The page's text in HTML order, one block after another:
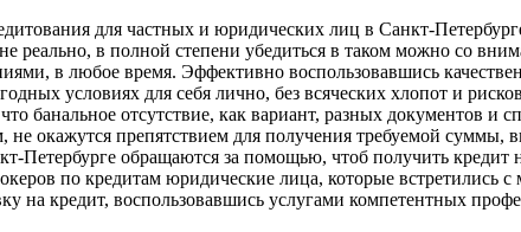
для частных и юридических лиц в Санкт-
реально, в полной степени убедиться в таком можно со
в любое время. Эффективно воспользовавшись
условиях для себя лично, без всяческих хлопот и
банальное отсутствие, как вариант, разных документов и
окажутся препятствием для получения требуемой суммы,
Петербурге обращаются за помощью, чтоб получить
по кредитам юридические лица, которые встретились
на кредит, воспользовавшись услугами компетентных